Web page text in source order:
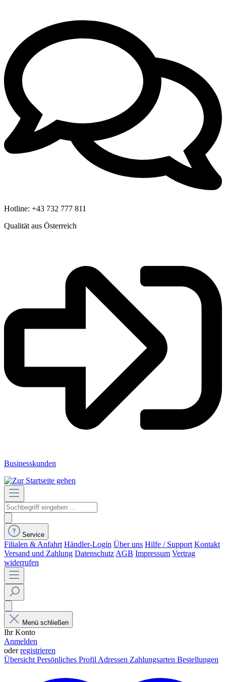
Hotline: +43 732 777 811
Qualität aus Österreich
Businesskunden
Service
Filialen & Anfahrt Händler-Login Über uns Hilfe / Support Kontakt
Versand und Zahlung Datenschutz AGB Impressum Vertrag
widerrufen
Menü schließen
Ihr Konto
Anmelden
oderregistrieren
Übersicht Persönliches Profil Adressen Zahlungsarten Bestellungen